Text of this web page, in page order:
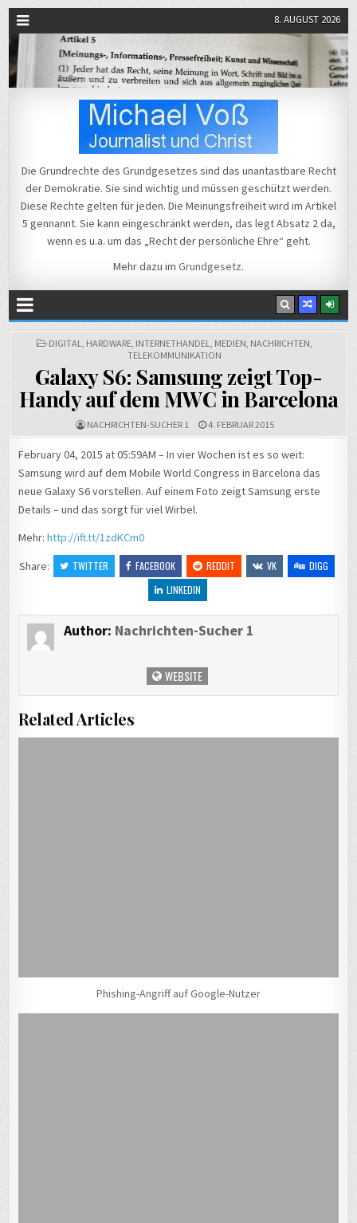
8. AUGUST 2026
Michael Voß
Die Grundrechte des Grundgesetzes sind das unantastbare Recht
der Demokratie. Sie sind wichtig und müssen geschützt werden.
Diese Rechte gelten für jeden. Die Meinungsfreiheit wird im Artikel
5 gennannt. Sie kann eingeschränkt werden, das legt Absatz 2 da,
wenn es u.a. um das „Recht der persönliche Ehre“ geht.
Mehr dazu im Grundgesetz.
POSTED
DIGITAL, HARDWARE, INTERNETHANDEL, MEDIEN, NACHRICHTEN,
TELEKOMMUNIKATION
Galaxy S6: Samsung zeigt Top-
Handy auf dem MWC in Barcelona
NACHRICHTEN-SUCHER 1 4. FEBRUAR 2015
February 04, 2015 at 05:59AM – In vier Wochen ist es so weit:
Samsung wird auf dem Mobile World Congress in Barcelona das
neue Galaxy S6 vorstellen. Auf einem Foto zeigt Samsung erste
Details – und das sorgt für viel Wirbel.
Mehr:http://ift.tt/1zdKCm0
Share:
TWITTER FACEBOOK REDDIT VK
DIGG
LINKEDIN
Author: Nachrichten-Sucher 1
WEBSITE
Related Articles
Phishing-Angriff auf Google-Nutzer